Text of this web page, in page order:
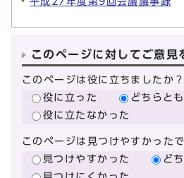
このページに対してご意見
このページは役に立ちましたか？
役に立った
どちらと
役に立たなかった
このページは見つけやすかった
見つけやすかった
ど